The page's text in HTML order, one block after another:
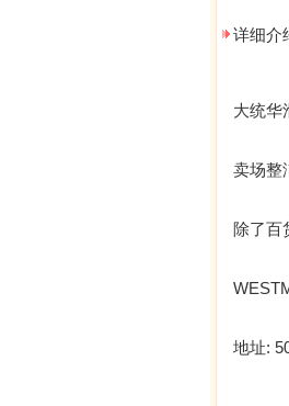
详细介
大统华
卖场整
除了百
地址: